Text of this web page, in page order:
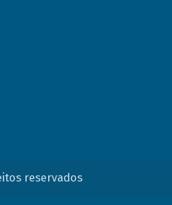
reservados